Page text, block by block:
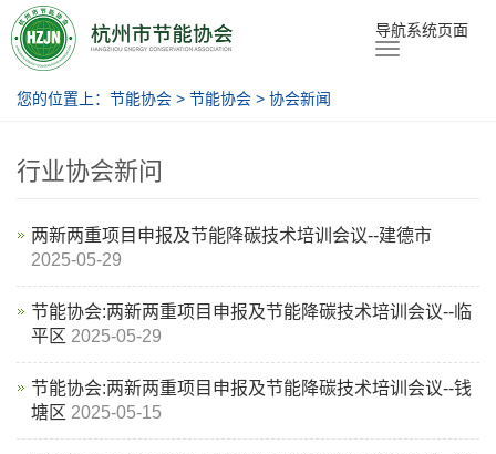
节能协会 导航系统页面
您的位置上： 节能协会 > 节能协会 > 协会新闻
行业协会新问
两新两重项目申报及节能降碳技术培训会议--建德市
2025-05-29
节能协会:两新两重项目申报及节能降碳技术培训会议--临
平区 2025-05-29
节能协会:两新两重项目申报及节能降碳技术培训会议--钱
塘区 2025-05-15